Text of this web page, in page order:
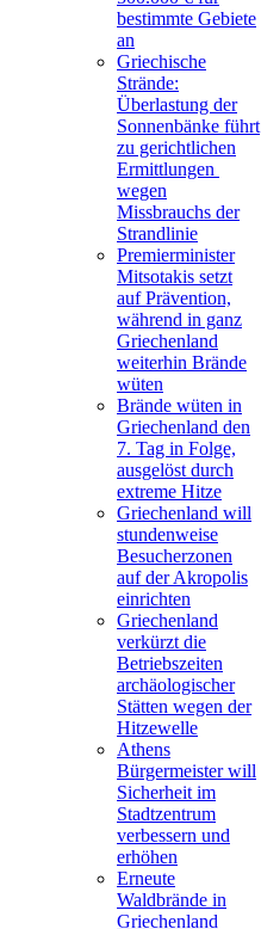
bestimmte Gebiete
an
Griechische
Strände:
Überlastung der
Sonnenbänke führt
zu gerichtlichen
Ermittlungen
wegen
Missbrauchs der
Strandlinie
Premierminister
Mitsotakis setzt
auf Prävention,
während in ganz
Griechenland
weiterhin Brände
wüten
Brände wüten in
Griechenland den
7. Tag in Folge,
ausgelöst durch
extreme Hitze
Griechenland will
stundenweise
Besucherzonen
auf der Akropolis
einrichten
Griechenland
verkürzt die
Betriebszeiten
archäologischer
Stätten wegen der
Hitzewelle
Athens
Bürgermeister will
Sicherheit im
Stadtzentrum
verbessern und
erhöhen
Erneute
Waldbrände in
Griechenland